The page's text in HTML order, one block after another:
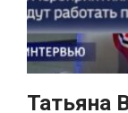
Татьяна